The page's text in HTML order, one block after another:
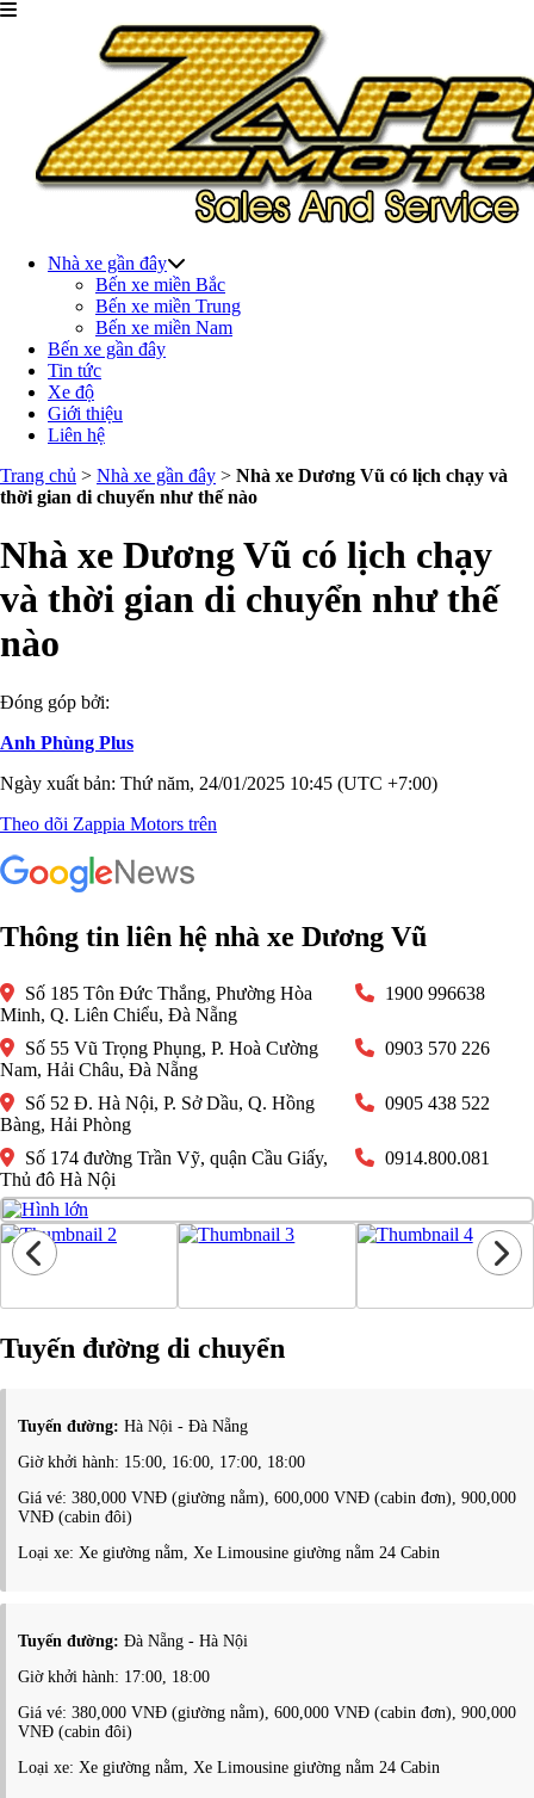
Nhà xe gần đây
Bến xe miền Bắc
Bến xe miền Trung
Bến xe miền Nam
Bến xe gần đây
Tin tức
Xe độ
Giới thiệu
Liên hệ
Trang chủ > Nhà xe gần đây > Nhà xe Dương Vũ có lịch chạy và
thời gian di chuyển như thế nào
Nhà xe Dương Vũ có lịch chạy
và thời gian di chuyển như thế
nào
Đóng góp bởi:
Anh Phùng Plus
Ngày xuất bản: Thứ năm, 24/01/2025 10:45 (UTC +7:00)
Theo dõi Zappia Motors trên
Thông tin liên hệ nhà xe Dương Vũ
Số 185 Tôn Đức Thắng, Phường Hòa
Minh, Q. Liên Chiểu, Đà Nẵng
1900 996638
Số 55 Vũ Trọng Phụng, P. Hoà Cường
Nam, Hải Châu, Đà Nẵng
0903 570 226
Số 52 Đ. Hà Nội, P. Sở Dầu, Q. Hồng
Bàng, Hải Phòng
0905 438 522
Số 174 đường Trần Vỹ, quận Cầu Giấy,
Thủ đô Hà Nội
0914.800.081
Tuyến đường di chuyển
Tuyến đường: Hà Nội - Đà Nẵng
Giờ khởi hành: 15:00, 16:00, 17:00, 18:00
Giá vé: 380,000 VNĐ (giường nằm), 600,000 VNĐ (cabin đơn), 900,000
VNĐ (cabin đôi)
Loại xe: Xe giường nằm, Xe Limousine giường nằm 24 Cabin
Tuyến đường: Đà Nẵng - Hà Nội
Giờ khởi hành: 17:00, 18:00
Giá vé: 380,000 VNĐ (giường nằm), 600,000 VNĐ (cabin đơn), 900,000
VNĐ (cabin đôi)
Loại xe: Xe giường nằm, Xe Limousine giường nằm 24 Cabin